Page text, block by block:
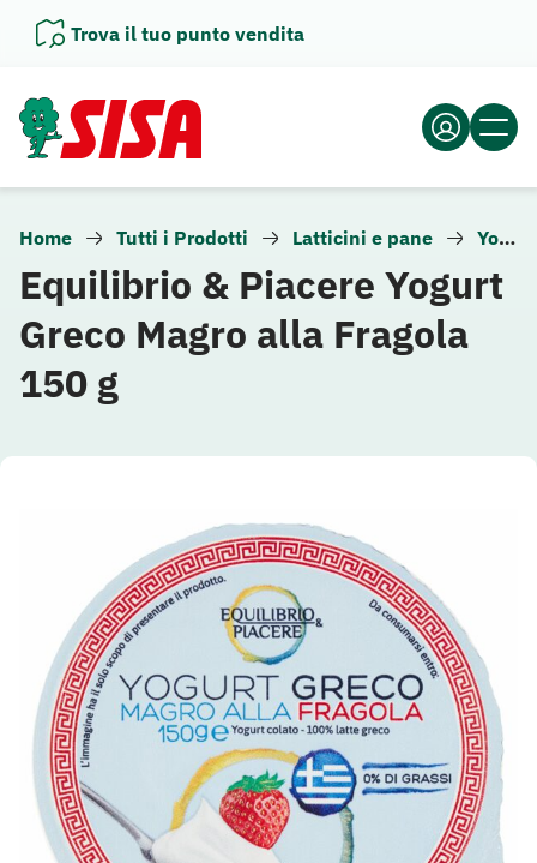
Trova il tuo punto vendita
Home Tutti i Prodotti Latticini e pane Yogurt
Equilibrio & Piacere Yogurt
Greco Magro alla Fragola
150 g